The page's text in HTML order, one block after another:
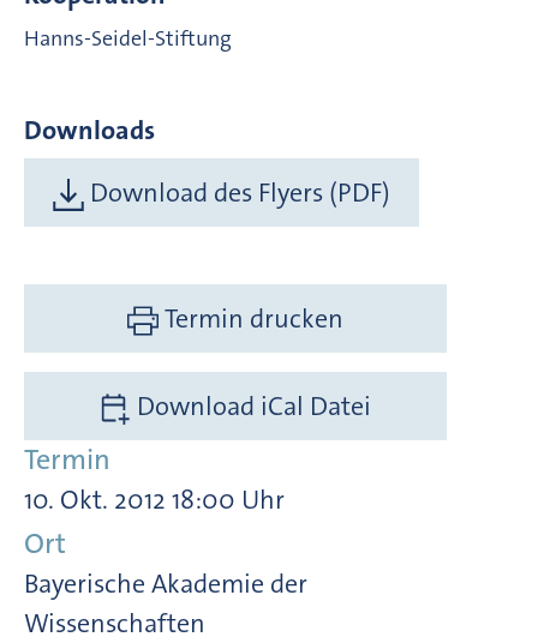
Hanns-Seidel-Stiftung
Downloads
Download des Flyers (PDF)
Termin drucken
Download iCal Datei
Termin
10. Okt. 2012 18:00 Uhr
Ort
Bayerische Akademie der
Wissenschaften